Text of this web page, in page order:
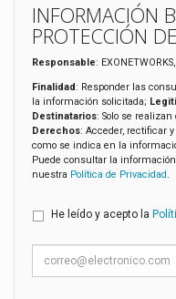
INFORMACIÓN
PROTECCIÓN
Responsable:
Finalidad: Responder las
la información solicitada;
Destinatarios: Solo se
Derechos: Acceder, rectificar
como se indica en la
Puede consultar la
nuestra Política de Privacidad.
He leído y acepto la